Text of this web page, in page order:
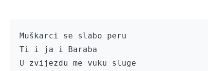
Muškarci se slabo peru
Ti i ja i Baraba
U zvijezdu me vuku sluge